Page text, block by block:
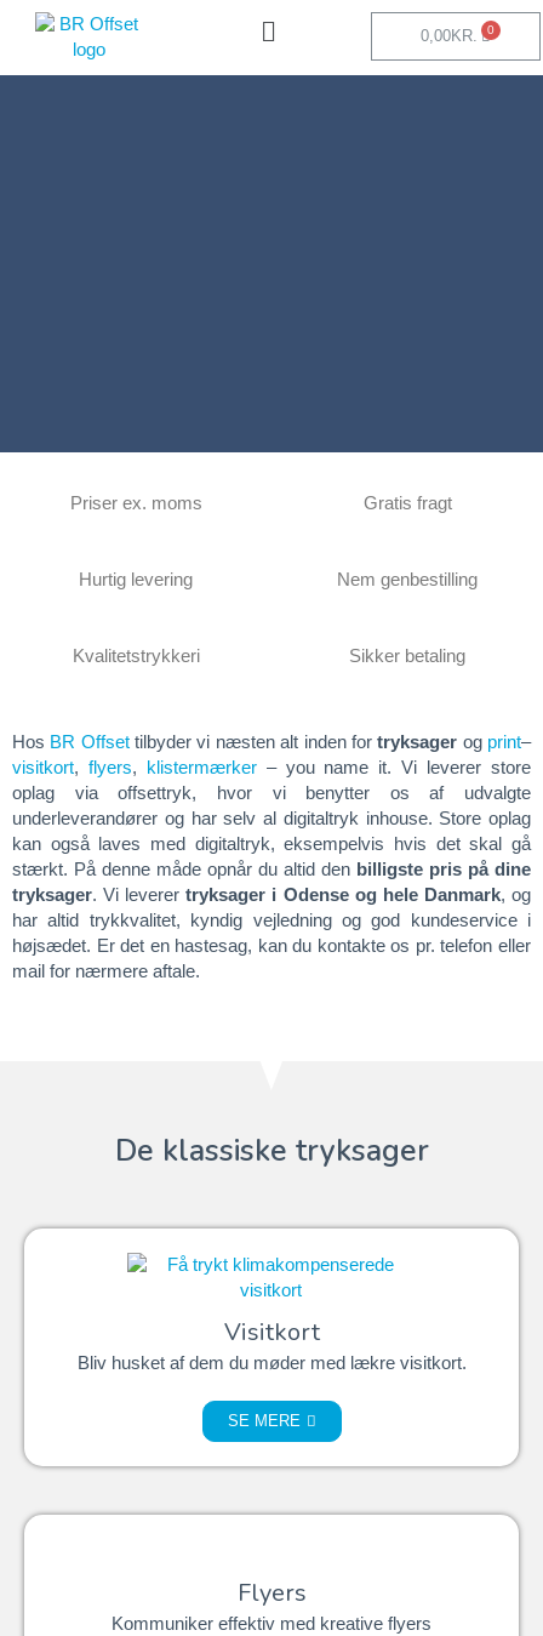
0,00KR.
Priser ex. moms Gratis fragt
Hurtig levering Nem genbestilling
Kvalitetstrykkeri Sikker betaling
Hos BR Offsettilbyder vi næsten alt inden fortryksager og print–
visitkort, flyers, klistermærker– you name it. Vi leverer store
oplag via offsettryk, hvor vi benytter os af udvalgte
underleverandører og har selv al digitaltryk inhouse. Store oplag
kan også laves med digitaltryk, eksempelvis hvis det skal gå
stærkt. På denne måde opnår du altid den billigste pris på dine
tryksager. Vi leverertryksager i Odense og hele Danmark, og
har altid trykkvalitet, kyndig vejledning og god kundeservice i
højsædet. Er det en hastesag, kan du kontakte os pr. telefon eller
mail for nærmere aftale.
De klassiske tryksager
Visitkort
Bliv husket af dem du møder med lækre visitkort.
SE MERE
Flyers
Kommuniker effektiv med kreative flyers